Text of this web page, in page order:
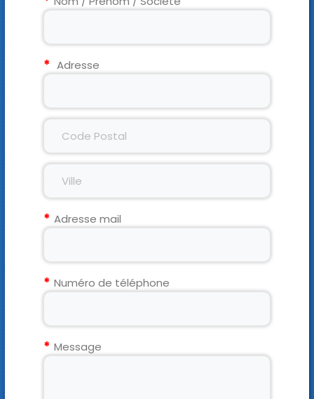
Adresse
Adresse mail
Numéro de téléphone
Message